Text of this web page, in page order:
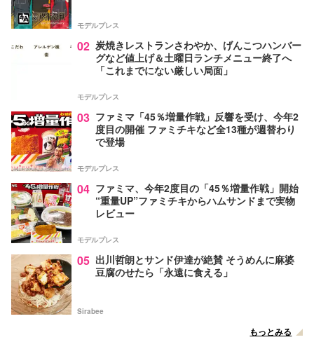
モデルプレス
02 炭焼きレストランさわやか、げんこつハンバー
グなど値上げ＆土曜日ランチメニュー終了へ
「これまでにない厳しい局面」
モデルプレス
03 ファミマ「45％増量作戦」反響を受け、今年2
度目の開催 ファミチキなど全13種が週替わり
で登場
モデルプレス
04 ファミマ、今年2度目の「45％増量作戦」開始
“重量UP”ファミチキからハムサンドまで実物
レビュー
モデルプレス
05 出川哲朗とサンド伊達が絶賛 そうめんに麻婆
豆腐のせたら「永遠に食える」
Sirabee
もっとみる